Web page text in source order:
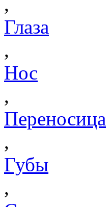
Глаза
,
Нос
,
Переносица
,
Губы
,